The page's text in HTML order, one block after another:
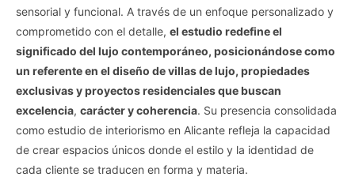
sensorial y funcional. A través de un enfoque personalizado y
comprometido con el detalle, el estudio redefine el
significado del lujo contemporáneo, posicionándose como
un referente en el diseño de villas de lujo, propiedades
exclusivas y proyectos residenciales que buscan
excelencia, carácter y coherencia. Su presencia consolidada
como estudio de interiorismo en Alicante refleja la capacidad
de crear espacios únicos donde el estilo y la identidad de
cada cliente se traducen en forma y materia.